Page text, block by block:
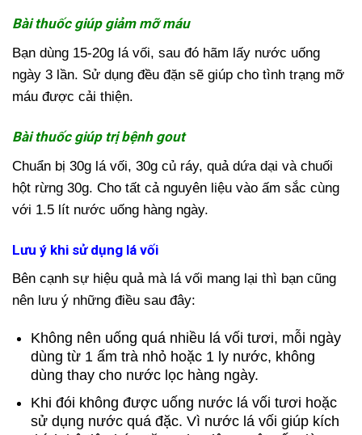
Bài thuốc giúp giảm mỡ máu
Bạn dùng 15-20g lá vối, sau đó hãm lấy nước uống
ngày 3 lần. Sử dụng đều đặn sẽ giúp cho tình trạng mỡ
máu được cải thiện.
Bài thuốc giúp trị bệnh gout
Chuẩn bị 30g lá vối, 30g củ ráy, quả dứa dại và chuối
hột rừng 30g. Cho tất cả nguyên liệu vào ấm sắc cùng
với 1.5 lít nước uống hàng ngày.
Lưu ý khi sử dụng lá vối
Bên cạnh sự hiệu quả mà lá vối mang lại thì bạn cũng
nên lưu ý những điều sau đây:
Không nên uống quá nhiều lá vối tươi, mỗi ngày
dùng từ 1 ấm trà nhỏ hoặc 1 ly nước, không
dùng thay cho nước lọc hàng ngày.
Khi đói không được uống nước lá vối tươi hoặc
sử dụng nước quá đặc. Vì nước lá vối giúp kích